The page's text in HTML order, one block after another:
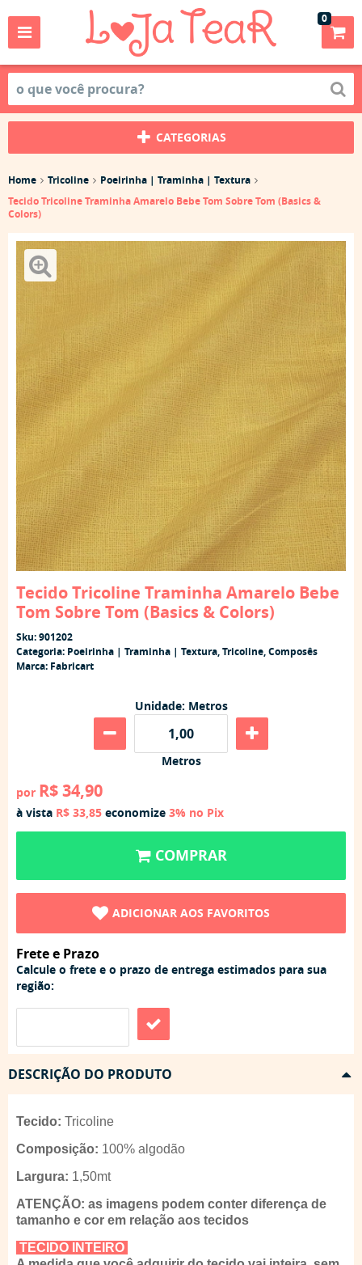
0
CATEGORIAS
Home Tricoline
Poeirinha | Traminha | Textura
Tecido Tricoline Traminha Amarelo Bebe Tom Sobre Tom (Basics &
Colors)
Tecido Tricoline Traminha Amarelo Bebe
Tom Sobre Tom (Basics & Colors)
Sku:901202
Categoria: Poeirinha | Traminha | Textura,Tricoline,Composês
Marca: Fabricart
Unidade: Metros
Metros
por R$ 34,90
à vista R$ 33,85 economize 3% no Pix
COMPRAR
ADICIONAR AOS FAVORITOS
Frete e Prazo
Calcule o frete e o prazo de entrega estimados para sua
região:
DESCRIÇÃO DO PRODUTO
Tecido: Tricoline
Composição: 100% algodão
Largura: 1,50mt
ATENÇÃO: as imagens podem conter diferença de
tamanho e cor em relação aos tecidos
TECIDO INTEIRO